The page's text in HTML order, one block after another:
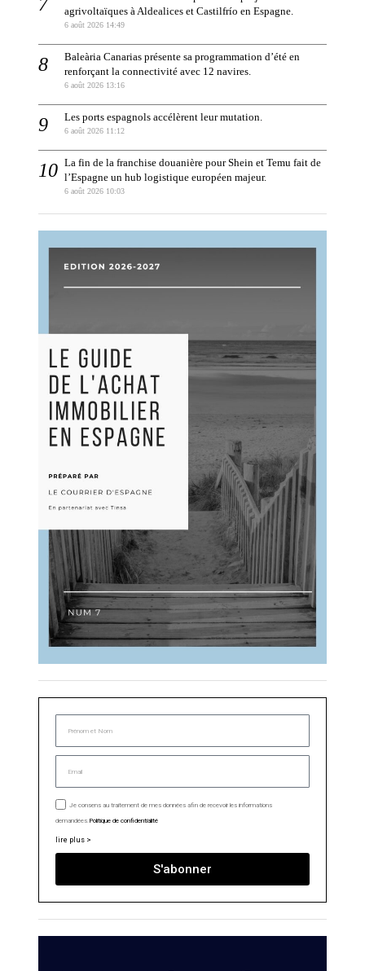
agrivoltaïques à Aldealices et Castilfrío en Espagne.
6 août 2026 14:49
Baleària Canarias présente sa programmation d’été en
renforçant la connectivité avec 12 navires.
6 août 2026 13:16
Les ports espagnols accélèrent leur mutation.
6 août 2026 11:12
La fin de la franchise douanière pour Shein et Temu fait de
l’Espagne un hub logistique européen majeur.
6 août 2026 10:03
Je consens au traitement de mes données afin de recevoir les informations
demandées.Politique de confidentialité
lire plus >
S'abonner